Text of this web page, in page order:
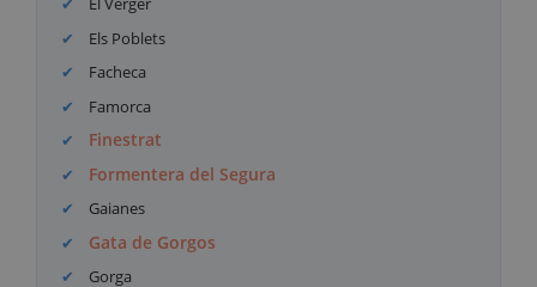
Els Poblets
Facheca
Famorca
Finestrat
Formentera del Segura
Gaianes
Gata de Gorgos
Gorga